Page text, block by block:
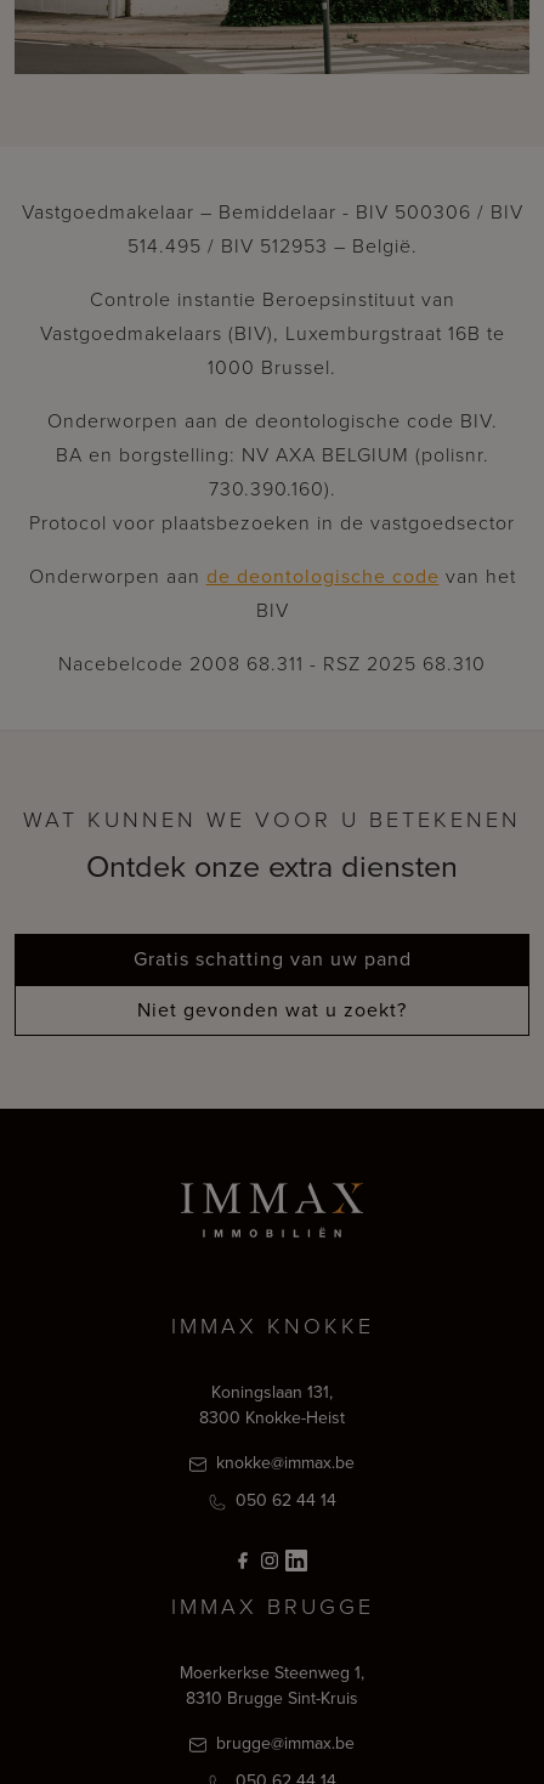
Vastgoedmakelaar – Bemiddelaar - BIV 500306 / BIV
514.495 / BIV 512953 – België.
Controle instantie Beroepsinstituut van
Vastgoedmakelaars (BIV), Luxemburgstraat 16B te
1000 Brussel.
Onderworpen aan de deontologische code BIV.
BA en borgstelling: NV AXA BELGIUM (polisnr.
730.390.160).
Protocol voor plaatsbezoeken in de vastgoedsector
Onderworpen aan de deontologische code van het
BIV
Nacebelcode 2008 68.311 - RSZ 2025 68.310
WAT KUNNEN WE VOOR U BETEKENEN
Ontdek onze extra diensten
Gratis schatting van uw pand
Niet gevonden wat u zoekt?
IMMAX KNOKKE
Koningslaan 131,
8300 Knokke-Heist
knokke@immax.be
050 62 44 14
IMMAX BRUGGE
Moerkerkse Steenweg 1,
8310 Brugge Sint-Kruis
brugge@immax.be